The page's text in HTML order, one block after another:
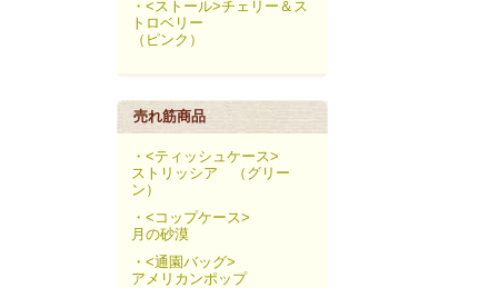
・<ストール>チェリー＆ス
トロベリー
（ピンク）
売れ筋商品
・<ティッシュケース>
ストリッシア （グリー
ン）
・<コップケース>
月の砂漠
・<通園バッグ>
アメリカンポップ